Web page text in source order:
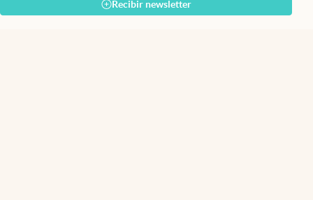
Recibir newsletter